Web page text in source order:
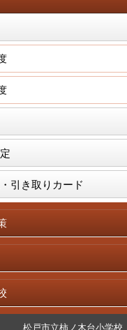
引き取りカード
松戸市立柿ノ木台小学校